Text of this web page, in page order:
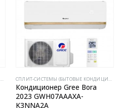
CПЛИТ-СИСТЕМЫ (БЫТОВЫЕ КОНДИЦИОНЕРЫ) CПЛИТ-СИСТЕМЫ (БЫТОВЫЕ КОНДИЦИОНЕРЫ)
Кондиционер Gree Bora
2023 GWH07AAAXA-
K3NNA2A